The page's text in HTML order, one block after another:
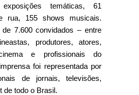
temáticas, 61
rua, 155 shows musicais.
7.600 convidados – entre
produtores, atores,
e profissionais do
foi representada por
de jornais, televisões,
de todo o Brasil.